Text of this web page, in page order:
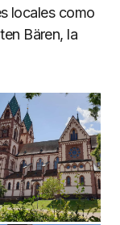
locales como
Bären, la